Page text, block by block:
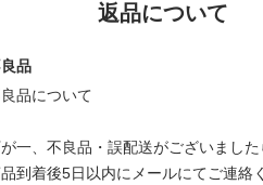
返品について
品
品について
一、不良品・誤配送がございました
到着後5日以内にメールにてご連絡